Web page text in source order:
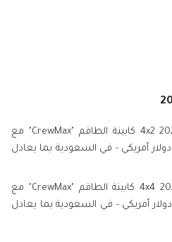
يبدأ سعر تندرا بلاتينيوم 2022 4x2 كابينة الطاقم "CrewMax" مع
صندوق 5.5 قدم من 60,390 دولار أمريكي - في السعودية بما يعادل
يبدأ سعر تندرا بلاتينيوم 2022 4x4 كابينة الطاقم "CrewMax" مع
صندوق 5.5 قدم من 63,390 دولار أمريكي - في السعودية بما يعادل